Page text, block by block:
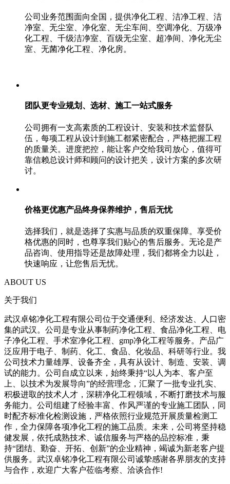
公司业务范围面向全国，提供净化工程、洁净工程、洁
净室、无尘室、净化室、无尘车间、空调净化、万级净
化工程、千级洁净室、百级无尘室、超净间、净化无尘
室、无菌净化工程、净化房。
团队更专业规划、选材、施工一站式服务
公司拥有一支高素质的工程设计、安装和技术监督队
伍，每项工程从设计到施工都紧密配合，严格把握工程
的质量关。进度把控，能让客户交给我司放心，值得可
靠信赖总设计师和顾问的设计把关，设计方案的多次研
讨。
价格更优惠产品终身保养维护，售后无忧
选择我们，就是选择了实惠与品质的双重保障。享受价
格优惠的同时，也尊享我们贴心的售后服务。无论是产
品咨询、使用指导还是故障处理，我们都将全力以赴，
快速响应，让您售后无忧。
ABOUT US
关于我们
武汉卓铭净化工程有限公司位于交通便利、经济发达、人口密
集的武汉。公司是专业从事制药净化工程、食品净化工程、电
子净化工程、手术室净化工程、gmp净化工程等服务。产品广
泛应用于电子、制药、化工、食品、化妆品、科研等行业。我
公司技术力量雄厚、设备齐全，具有从设计、制造、安装、调
试的能力。公司自成立以来，始终秉持“以人为本、客户至
上、以技术为发展导向”的经营理念，汇聚了一批专业扎实、
积极进取的技术人才，深耕净化工程领域，不断打磨技术与服
务能力。公司组建了经验丰富、作风严谨的专业施工团队，同
时配齐标准化检测设施，严格依照行业规范开展质量检测工
作，全力保障各项净化工程的施工品质。未来，公司将坚持稳
健发展，依托成熟技术、诚信服务与严格的品控标准，秉
持“团结、勤奋、开拓、创新”的企业精神，竭诚为新老客户提
供服务。武汉卓铭净化工程有限公司诚挚感谢各界朋友的支持
与合作，欢迎广大客户莅临考察、洽谈合作!